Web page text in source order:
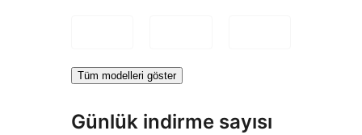
Tüm modelleri göster
Günlük indirme sayısı